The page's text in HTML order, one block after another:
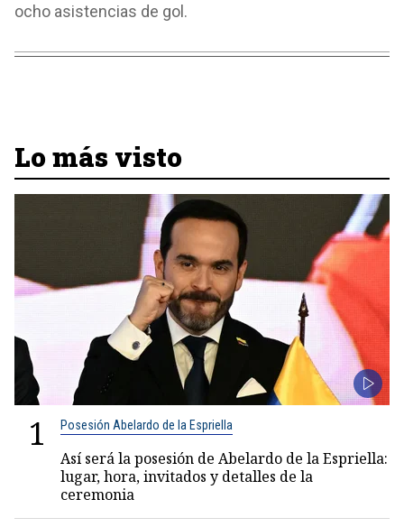
ocho asistencias de gol.
Lo más visto
1 Posesión Abelardo de la Espriella
Así será la posesión de Abelardo de la Espriella:
lugar, hora, invitados y detalles de la
ceremonia